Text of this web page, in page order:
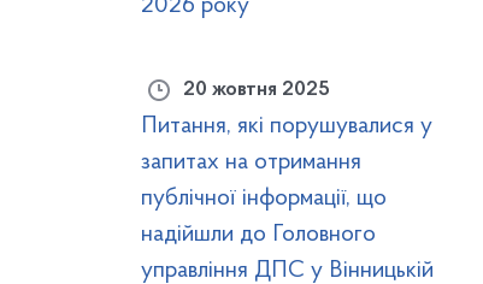
2026 року
20 жовтня 2025
Питання, які порушувалися у
запитах на отримання
публічної інформації, що
надійшли до Головного
управління ДПС у Вінницькій